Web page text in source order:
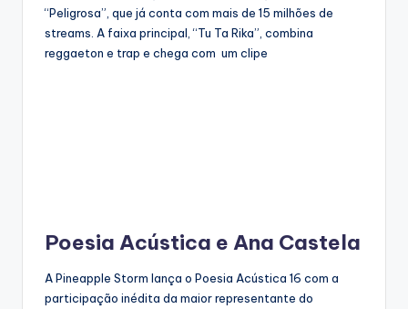
“Peligrosa”, que já conta com mais de 15 milhões de
streams. A faixa principal, “Tu Ta Rika”, combina
reggaeton e trap e chega com um clipe
Poesia Acústica e Ana Castela
A Pineapple Storm lança o Poesia Acústica 16 com a
participação inédita da maior representante do